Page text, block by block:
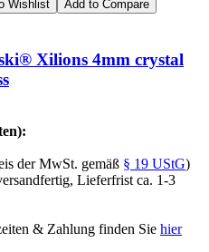
Wishlist
Add to Compare
Xilions 4mm crystal
der MwSt. gemäß § 19 UStG)
Lieferfrist ca. 1-3
& Zahlung finden Sie hier